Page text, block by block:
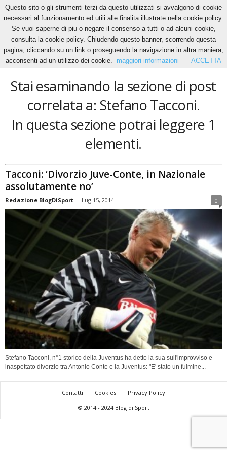
Home Tags Stefano Tacconi
Stefano Tacconi
Stai esaminando la sezione di post
correlata a: Stefano Tacconi.
In questa sezione potrai leggere 1
elementi.
Tacconi: ‘Divorzio Juve-Conte, in Nazionale
assolutamente no’
Redazione BlogDiSport - Lug 15, 2014 0
Stefano Tacconi, n°1 storico della Juventus ha detto la sua sull'improvviso e
inaspettato divorzio tra Antonio Conte e la Juventus: "E' stato un fulmine...
Contatti Cookies
Privacy Policy
© 2014 - 2024 Blog di Sport
Questo sito o gli strumenti terzi da questo utilizzati si avvalgono di cookie
necessari al funzionamento ed utili alle finalita illustrate nella cookie policy.
Se vuoi saperne di piu o negare il consenso a tutti o ad alcuni cookie,
consulta la cookie policy. Chiudendo questo banner, scorrendo questa
pagina, cliccando su un link o proseguendo la navigazione in altra maniera,
acconsenti ad un utilizzo dei cookie.
maggiori informazioni ACCETTA